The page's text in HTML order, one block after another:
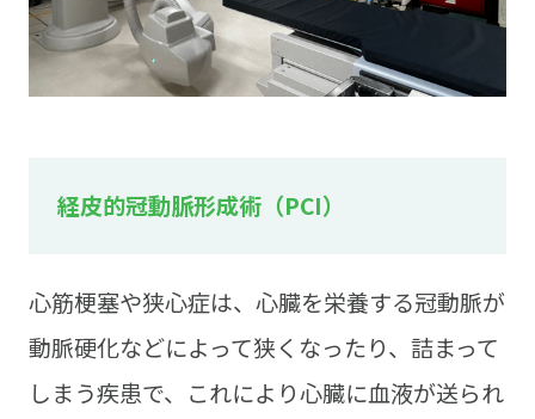
経皮的冠動脈形成術（PCI）
心筋梗塞や狭心症は、心臓を栄養する冠動脈が
動脈硬化などによって狭くなったり、詰まって
しまう疾患で、これにより心臓に血液が送られ